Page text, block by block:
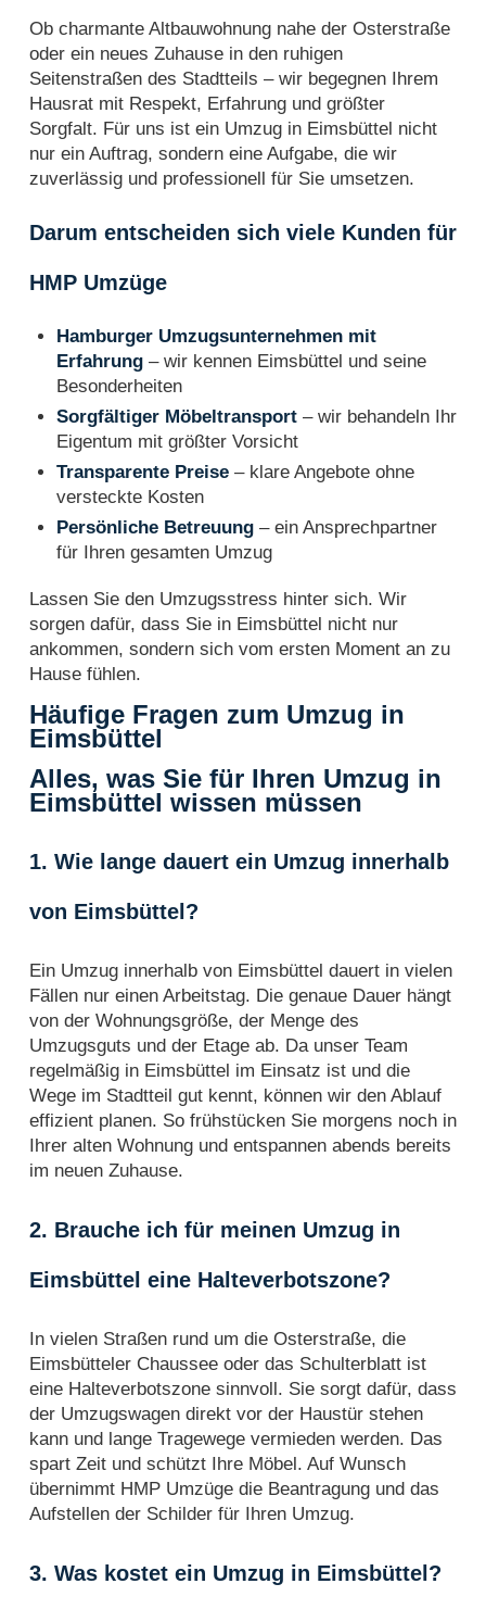
Ob charmante Altbauwohnung nahe der Osterstraße
oder ein neues Zuhause in den ruhigen
Seitenstraßen des Stadtteils – wir begegnen Ihrem
Hausrat mit Respekt, Erfahrung und größter
Sorgfalt. Für uns ist ein Umzug in Eimsbüttel nicht
nur ein Auftrag, sondern eine Aufgabe, die wir
zuverlässig und professionell für Sie umsetzen.
Darum entscheiden sich viele Kunden für
HMP Umzüge
Hamburger Umzugsunternehmen mit
Erfahrung – wir kennen Eimsbüttel und seine
Besonderheiten
Sorgfältiger Möbeltransport – wir behandeln Ihr
Eigentum mit größter Vorsicht
Transparente Preise – klare Angebote ohne
versteckte Kosten
Persönliche Betreuung – ein Ansprechpartner
für Ihren gesamten Umzug
Lassen Sie den Umzugsstress hinter sich. Wir
sorgen dafür, dass Sie in Eimsbüttel nicht nur
ankommen, sondern sich vom ersten Moment an zu
Hause fühlen.
Häufige Fragen zum Umzug in
Eimsbüttel
Alles, was Sie für Ihren Umzug in
Eimsbüttel wissen müssen
1. Wie lange dauert ein Umzug innerhalb
von Eimsbüttel?
Ein Umzug innerhalb von Eimsbüttel dauert in vielen
Fällen nur einen Arbeitstag. Die genaue Dauer hängt
von der Wohnungsgröße, der Menge des
Umzugsguts und der Etage ab. Da unser Team
regelmäßig in Eimsbüttel im Einsatz ist und die
Wege im Stadtteil gut kennt, können wir den Ablauf
effizient planen. So frühstücken Sie morgens noch in
Ihrer alten Wohnung und entspannen abends bereits
im neuen Zuhause.
2. Brauche ich für meinen Umzug in
Eimsbüttel eine Halteverbotszone?
In vielen Straßen rund um die Osterstraße, die
Eimsbütteler Chaussee oder das Schulterblatt ist
eine Halteverbotszone sinnvoll. Sie sorgt dafür, dass
der Umzugswagen direkt vor der Haustür stehen
kann und lange Tragewege vermieden werden. Das
spart Zeit und schützt Ihre Möbel. Auf Wunsch
übernimmt HMP Umzüge die Beantragung und das
Aufstellen der Schilder für Ihren Umzug.
3. Was kostet ein Umzug in Eimsbüttel?